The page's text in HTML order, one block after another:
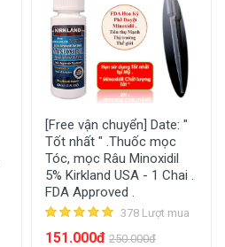
[Free vận chuyển] Date: "
Tốt nhất " .Thuốc mọc
Tóc, mọc Râu Minoxidil
5% Kirkland USA - 1 Chai .
FDA Approved .
378 Lượt mua
151.000đ 250.000đ